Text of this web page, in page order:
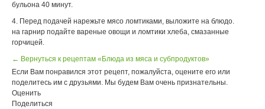
бульона 40 минут.
4. Перед подачей нарежьте мясо ломтиками, выложите на блюдо.
на гарнир подайте вареные овощи и ломтики хлеба, смазанные
горчицей.
← Вернуться к рецептам «Блюда из мяса и субпродуктов»
Если Вам понравился этот рецепт, пожалуйста, оцените его или
поделитесь им с друзьями. Мы будем Вам очень признательны.
Оценить
Поделиться